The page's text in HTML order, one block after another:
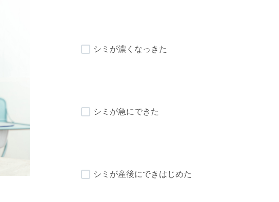
シミが濃くなっきた
シミが急にできた
シミが産後にできはじめた